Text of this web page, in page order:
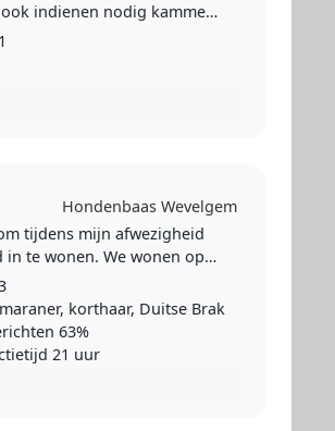
indienen nodig kammen
maken liever iemand
Hondenbaas Wevelgem
tijdens mijn afwezigheid
te wonen. We wonen op
honden vrij rondlopen
korthaar, Duitse Brak
63%
21 uur